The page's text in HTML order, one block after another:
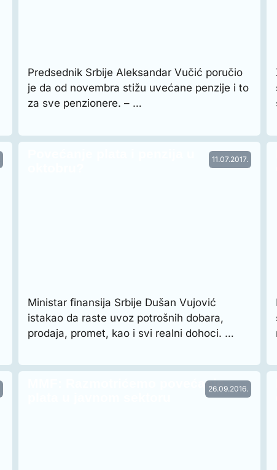
Predsednik Srbije Aleksandar Vučić poručio
je da od novembra stižu uvećane penzije i to
za sve penzionere. – …
11.07.2017.
Ministar finansija Srbije Dušan Vujović
istakao da raste uvoz potrošnih dobara,
prodaja, promet, kao i svi realni dohoci. …
26.09.2016.
MMF: Razmotrićemo povećanje